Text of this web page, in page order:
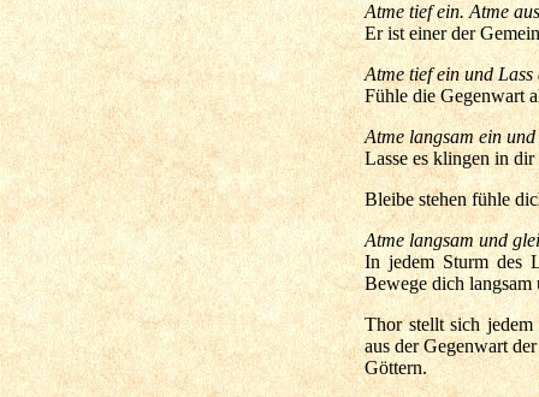
Atme tief ein. Atme
Er ist einer der
Atme tief ein und
Fühle die Gegenwart
Atme langsam ein und
Lasse es klingen in
Bleibe stehen fühle
Atme langsam und
In jedem Sturm des
Bewege dich
Thor stellt sich jedem
aus der Gegenwart
Göttern.